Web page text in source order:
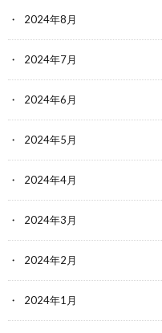
2024年8月
2024年7月
2024年6月
2024年5月
2024年4月
2024年3月
2024年2月
2024年1月